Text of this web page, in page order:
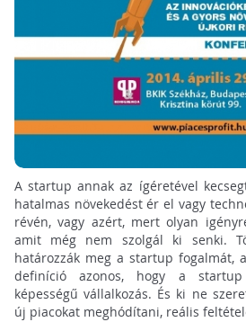
A startup annak az ígéretével
hatalmas növekedést ér el vagy
révén, vagy azért, mert olyan
amit még nem szolgál ki senki.
határozzák meg a startup fogalmát,
definíció azonos, hogy a
képességű vállalkozás. És ki ne
új piacokat meghódítani, reális